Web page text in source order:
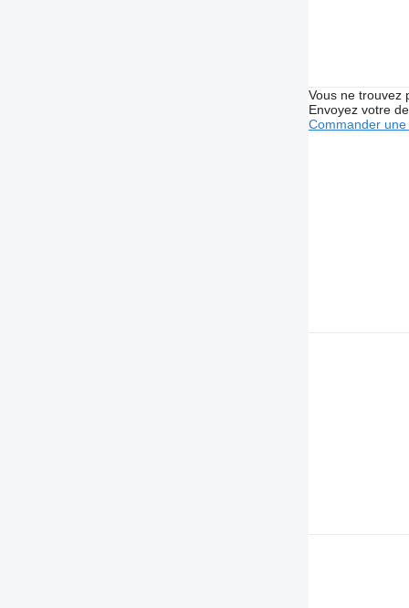
Vous ne trouvez
Envoyez votre
Commander